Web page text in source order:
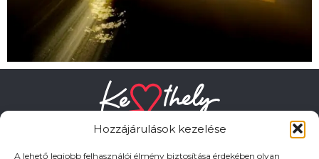
Hozzájárulások kezelése
A lehető legjobb felhasználói élmény biztosítása érdekében olyan